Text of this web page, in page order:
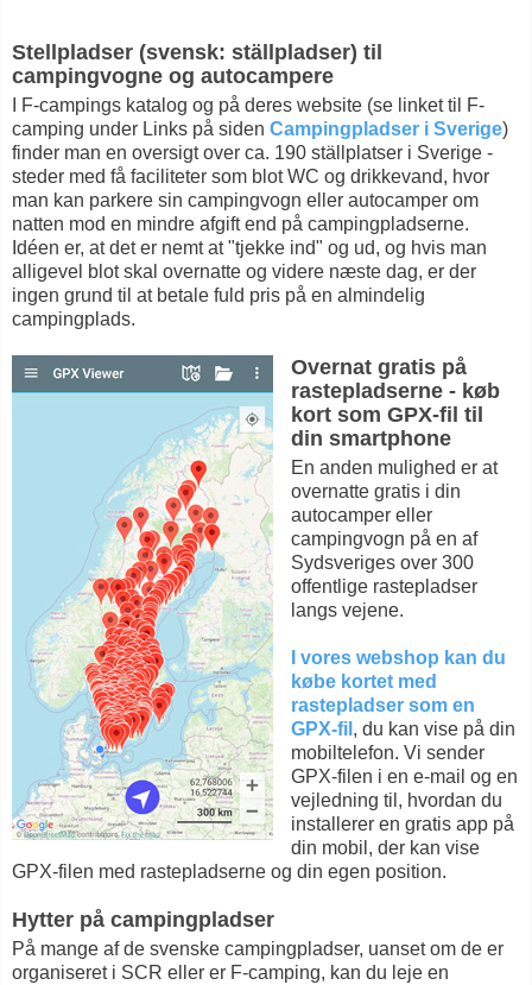
Stellpladser (svensk: ställpladser) til
campingvogne og autocampere
I F-campings katalog og på deres website (se linket til F-
camping under Links på siden Campingpladser i Sverige)
finder man en oversigt over ca. 190 ställplatser i Sverige -
steder med få faciliteter som blot WC og drikkevand, hvor
man kan parkere sin campingvogn eller autocamper om
natten mod en mindre afgift end på campingpladserne.
Idéen er, at det er nemt at "tjekke ind" og ud, og hvis man
alligevel blot skal overnatte og videre næste dag, er der
ingen grund til at betale fuld pris på en almindelig
campingplads.
Overnat gratis på
rastepladserne - køb
kort som GPX-fil til
din smartphone
En anden mulighed er at
overnatte gratis i din
autocamper eller
campingvogn på en af
Sydsveriges over 300
offentlige rastepladser
langs vejene.
I vores webshop kan du
købe kortet med
rastepladser som en
GPX-fil , du kan vise på din
mobiltelefon. Vi sender
GPX-filen i en e-mail og en
vejledning til, hvordan du
installerer en gratis app på
din mobil, der kan vise
GPX-filen med rastepladserne og din egen position.
Hytter på campingpladser
På mange af de svenske campingpladser, uanset om de er
organiseret i SCR eller er F-camping, kan du leje en